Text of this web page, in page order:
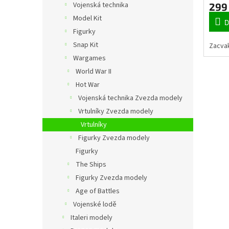
Vojenská technika
Model Kit
Figurky
Snap Kit
Wargames
World War II
Hot War
Vojenská technika Zvezda modely
Vrtulníky Zvezda modely
Vrtulníky
Figurky Zvezda modely
Figurky
The Ships
Figurky Zvezda modely
Age of Battles
Vojenské lodě
Italeri modely
299